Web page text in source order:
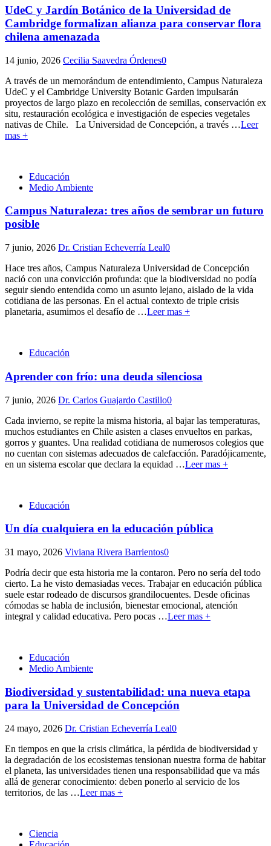
UdeC y Jardín Botánico de la Universidad de
Cambridge formalizan alianza para conservar flora
chilena amenazada
14 junio, 2026 Cecilia Saavedra Órdenes0
A través de un memorándum de entendimiento, Campus Naturaleza
UdeC y el Cambridge University Botanic Garden impulsarán
proyectos de largo plazo en recolección de semillas, conservación ex
situ, restauración ecológica e investigación de especies vegetales
nativas de Chile. La Universidad de Concepción, a través …Leer
mas +
Educación
Medio Ambiente
Campus Naturaleza: tres años de sembrar un futuro
posible
7 junio, 2026 Dr. Cristian Echeverría Leal0
Hace tres años, Campus Naturaleza Universidad de Concepción
nació con una convicción profunda: que la biodiversidad no podía
seguir siendo entendida como un asunto lejano, aislado de la vida
cotidiana de las personas. En el actual contexto de triple crisis
planetaria, asumimos el desafío de …Leer mas +
Educación
Aprender con frío: una deuda silenciosa
7 junio, 2026 Dr. Carlos Guajardo Castillo0
Cada invierno, se repite la misma historia, al bajar las temperaturas,
muchos estudiantes en Chile asisten a clases envueltos en parkas,
gorros y guantes. Una realidad cotidiana de numerosos colegios que
no cuentan con sistemas adecuados de calefacción. Paradójicamente,
en un sistema escolar que declara la equidad …Leer mas +
Educación
Un día cualquiera en la educación pública
31 mayo, 2026 Viviana Rivera Barrientos0
Podría decir que esta historia me la contaron. Pero no sería del todo
cierto. La he visto demasiadas veces. Trabajar en educación pública
suele estar rodeado de discursos grandilocuentes. Desde oficinas
cómodas se habla de inclusión, bienestar emocional, atención
integral y calidad educativa. Pero pocas …Leer mas +
Educación
Medio Ambiente
Biodiversidad y sustentabilidad: una nueva etapa
para la Universidad de Concepción
24 mayo, 2026 Dr. Cristian Echeverría Leal0
En tiempos en que la crisis climática, la pérdida de biodiversidad y
la degradación de los ecosistemas tensionan nuestra forma de habitar
el planeta, las universidades tienen una responsabilidad que va más
allá de generar conocimiento: deben ponerlo al servicio de los
territorios, de las …Leer mas +
Ciencia